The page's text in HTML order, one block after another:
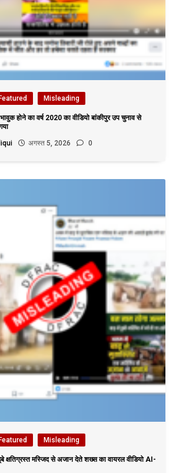
Misleading
होने का वर्ष 2020 का वीडियो बांकीपुर उप चुनाव से
अगस्त 5, 2026 0
Misleading
मस्जिद से अजान देते शख्स का वायरल वीडियो AI-